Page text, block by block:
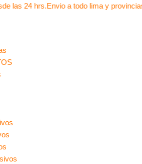
las 24 hrs.Envio a todo lima y